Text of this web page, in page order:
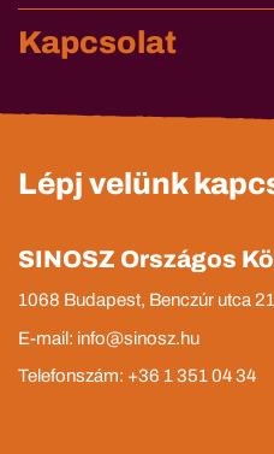
Kapcsolat
Lépj velünk
SINOSZ Országos
1068 Budapest, Benczúr utca
E-mail: info@sinosz.hu
Telefonszám: +36 1 351 04 34